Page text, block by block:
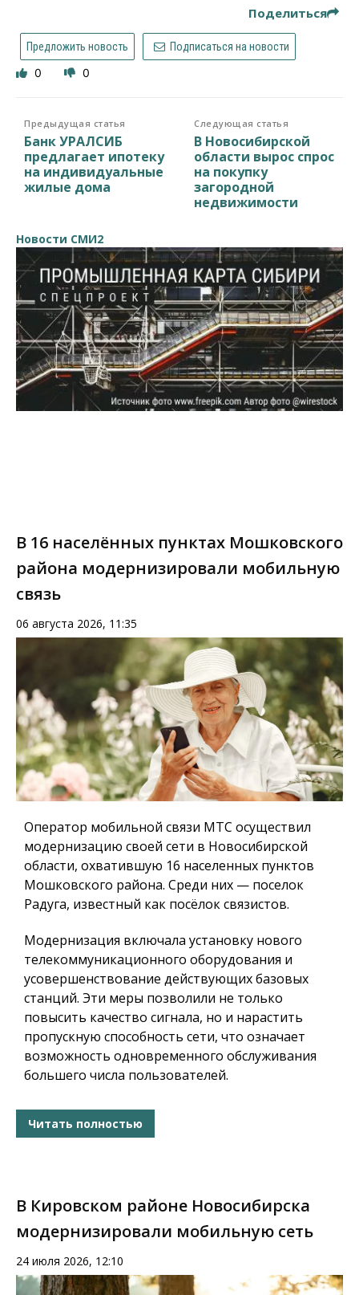
Поделиться
Предложить новость Подписаться на новости
0 0
Предыдущая статья
Банк УРАЛСИБ
предлагает ипотеку
на индивидуальные
жилые дома
Следующая статья
В Новосибирской
области вырос спрос
на покупку
загородной
недвижимости
Новости СМИ2
В 16 населённых пунктах Мошковского
района модернизировали мобильную
связь
06 августа 2026, 11:35
Оператор мобильной связи МТС осуществил
модернизацию своей сети в Новосибирской
области, охватившую 16 населенных пунктов
Мошковского района. Среди них — поселок
Радуга, известный как посёлок связистов.
Модернизация включала установку нового
телекоммуникационного оборудования и
усовершенствование действующих базовых
станций. Эти меры позволили не только
повысить качество сигнала, но и нарастить
пропускную способность сети, что означает
возможность одновременного обслуживания
большего числа пользователей.
Читать полностью
В Кировском районе Новосибирска
модернизировали мобильную сеть
24 июля 2026, 12:10